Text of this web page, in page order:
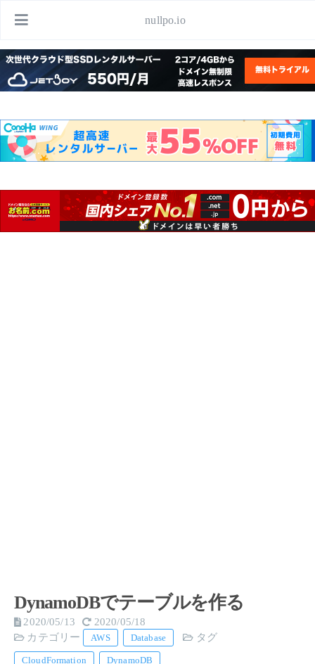
nullpo.io
DynamoDBでテーブルを作る
2020/05/13
2020/05/18
カテゴリー
AWS Database タグ
CloudFormation DynamoDB